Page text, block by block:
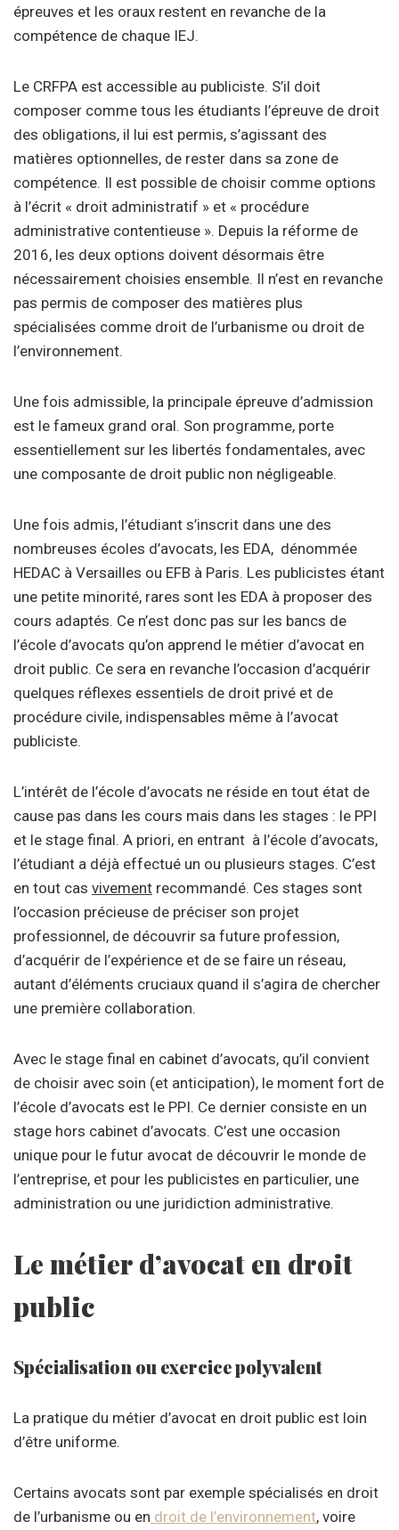
épreuves et les oraux restent en revanche de la
compétence de chaque IEJ.
Le CRFPA est accessible au publiciste. S’il doit
composer comme tous les étudiants l’épreuve de droit
des obligations, il lui est permis, s’agissant des
matières optionnelles, de rester dans sa zone de
compétence. Il est possible de choisir comme options
à l’écrit « droit administratif » et « procédure
administrative contentieuse ». Depuis la réforme de
2016, les deux options doivent désormais être
nécessairement choisies ensemble. Il n’est en revanche
pas permis de composer des matières plus
spécialisées comme droit de l’urbanisme ou droit de
l’environnement.
Une fois admissible, la principale épreuve d’admission
est le fameux grand oral. Son programme, porte
essentiellement sur les libertés fondamentales, avec
une composante de droit public non négligeable.
Une fois admis, l’étudiant s’inscrit dans une des
nombreuses écoles d’avocats, les EDA, dénommée
HEDAC à Versailles ou EFB à Paris. Les publicistes étant
une petite minorité, rares sont les EDA à proposer des
cours adaptés. Ce n’est donc pas sur les bancs de
l’école d’avocats qu’on apprend le métier d’avocat en
droit public. Ce sera en revanche l’occasion d’acquérir
quelques réflexes essentiels de droit privé et de
procédure civile, indispensables même à l’avocat
publiciste.
L’intérêt de l’école d’avocats ne réside en tout état de
cause pas dans les cours mais dans les stages : le PPI
et le stage final. A priori, en entrant à l’école d’avocats,
l’étudiant a déjà effectué un ou plusieurs stages. C’est
en tout cas vivement recommandé. Ces stages sont
l’occasion précieuse de préciser son projet
professionnel, de découvrir sa future profession,
d’acquérir de l’expérience et de se faire un réseau,
autant d’éléments cruciaux quand il s’agira de chercher
une première collaboration.
Avec le stage final en cabinet d’avocats, qu’il convient
de choisir avec soin (et anticipation), le moment fort de
l’école d’avocats est le PPI. Ce dernier consiste en un
stage hors cabinet d’avocats. C’est une occasion
unique pour le futur avocat de découvrir le monde de
l’entreprise, et pour les publicistes en particulier, une
administration ou une juridiction administrative.
Le métier d’avocat en droit
public
Spécialisation ou exercice polyvalent
La pratique du métier d’avocat en droit public est loin
d’être uniforme.
Certains avocats sont par exemple spécialisés en droit
de l’urbanisme ou en droit de l’environnement, voire